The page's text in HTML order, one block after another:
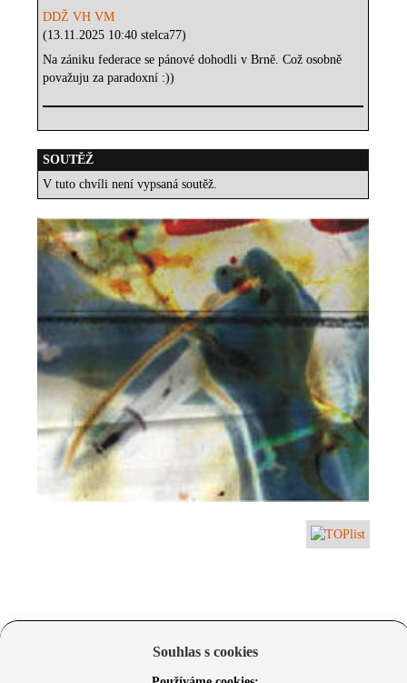
DDŽ VH VM
(13.11.2025 10:40 stelca77)
Na zániku federace se pánové dohodli v Brně. Což osobně
považuju za paradoxní :))
SOUTĚŽ
V tuto chvíli není vypsaná soutěž.
Souhlas s cookies